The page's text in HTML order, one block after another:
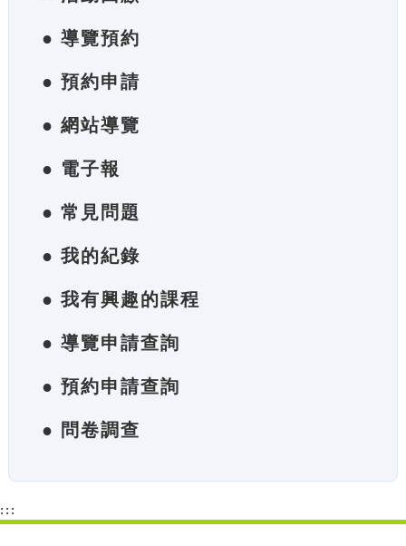
● 導覽預約
● 預約申請
● 網站導覽
● 電子報
● 常見問題
● 我的紀錄
● 我有興趣的課程
● 導覽申請查詢
● 預約申請查詢
● 問卷調查
:::